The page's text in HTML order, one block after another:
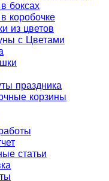
боксах
коробочке
из цветов
с Цветами
праздника
корзины
статьи